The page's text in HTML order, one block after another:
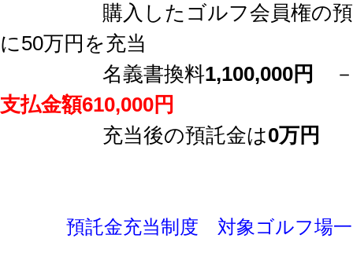
購入したゴルフ会員権の預託
に50万円を充当
名義書換料1,100,000円
支払金額610,000円
充当後の預託金は0万円
預託金充当制度 対象ゴルフ場